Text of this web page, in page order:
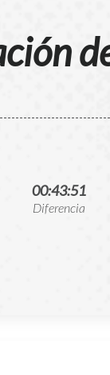
00:43:51
Diferencia